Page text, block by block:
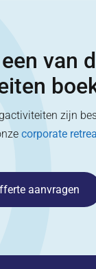
van
zijn
corporate
aanvragen